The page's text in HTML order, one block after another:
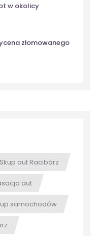
w okolicy
złomowanego
Skup aut Racibórz
aut
samochodów